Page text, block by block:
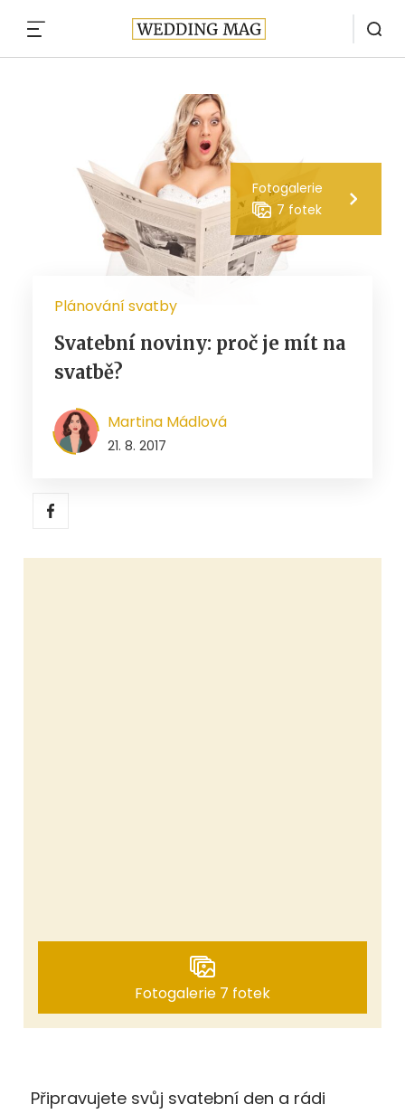
Fotogalerie
7 fotek
Plánování svatby
Svatební noviny: proč je mít na
svatbě?
Martina Mádlová
21. 8. 2017
Fotogalerie 7 fotek
Připravujete svůj svatební den a rádi